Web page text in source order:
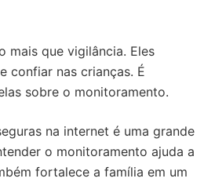
mais que vigilância. Eles
confiar nas crianças. É
sobre o monitoramento.
na internet é uma grande
o monitoramento ajuda a
fortalece a família em um